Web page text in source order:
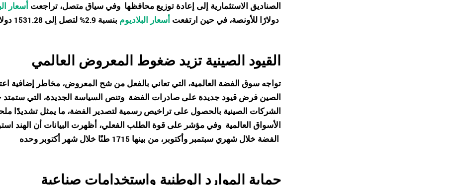
الصناديق الاستثمارية إلى إعادة توزيع محافظهاوفي سياق متصل، تراجعت أسعار
دولارًا للأونصة، في حين ارتفعت أسعار البلاديوم بنسبة 2.9% لتصل إلى 1531.28 دولارًا للأونصة
القيود الصينية تزيد ضغوط المعروض العالمي
الصين فرض قيود جديدة على صادرات الفضة
الشركات الصينية بالحصول على تراخيص رسمية لتصدير الفضة، ما يمثل تشديدًا
الأسواق العالمية
حماية الموارد الوطنية واستخدامات صناعية